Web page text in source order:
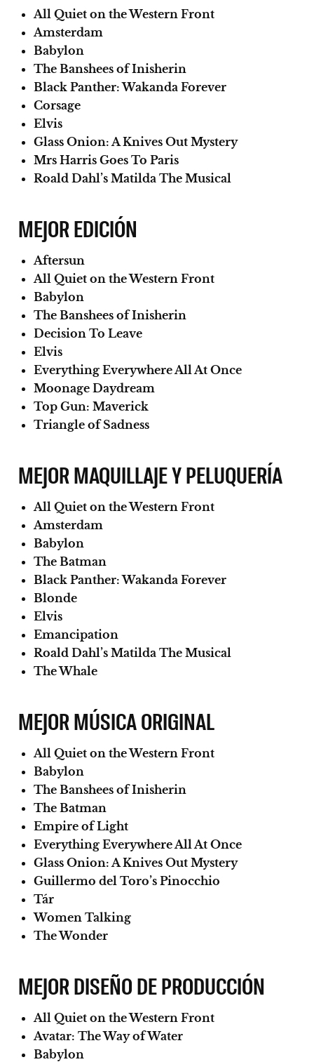
All Quiet on the Western Front
Amsterdam
Babylon
The Banshees of Inisherin
Black Panther: Wakanda Forever
Corsage
Elvis
Glass Onion: A Knives Out Mystery
Mrs Harris Goes To Paris
Roald Dahl’s Matilda The Musical
MEJOR EDICIÓN
Aftersun
All Quiet on the Western Front
Babylon
The Banshees of Inisherin
Decision To Leave
Elvis
Everything Everywhere All At Once
Moonage Daydream
Top Gun: Maverick
Triangle of Sadness
MEJOR MAQUILLAJE Y PELUQUERÍA
All Quiet on the Western Front
Amsterdam
Babylon
The Batman
Black Panther: Wakanda Forever
Blonde
Elvis
Emancipation
Roald Dahl’s Matilda The Musical
The Whale
MEJOR MÚSICA ORIGINAL
All Quiet on the Western Front
Babylon
The Banshees of Inisherin
The Batman
Empire of Light
Everything Everywhere All At Once
Glass Onion: A Knives Out Mystery
Guillermo del Toro’s Pinocchio
Tár
Women Talking
The Wonder
MEJOR DISEÑO DE PRODUCCIÓN
All Quiet on the Western Front
Avatar: The Way of Water
Babylon